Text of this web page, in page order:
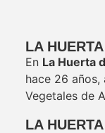
LA
En La Huerta
hace 26
Vegetales de
LA HUERTA